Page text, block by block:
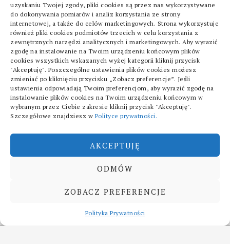
uzyskaniu Twojej zgody, pliki cookies są przez nas wykorzystywane
do dokonywania pomiarów i analiz korzystania ze strony
internetowej, a także do celów marketingowych. Strona wykorzystuje
również pliki cookies podmiotów trzecich w celu korzystania z
zewnętrznych narzędzi analitycznych i marketingowych. Aby wyrazić
zgodę na instalowanie na Twoim urządzeniu końcowym plików
cookies wszystkich wskazanych wyżej kategorii kliknij przycisk
"Akceptuję". Poszczególne ustawienia plików cookies możesz
zmieniać po kliknięciu przycisku „Zobacz preferencje”. Jeśli
ustawienia odpowiadają Twoim preferencjom, aby wyrazić zgodę na
instalowanie plików cookies na Twoim urządzeniu końcowym w
wybranym przez Ciebie zakresie kliknij przycisk "Akceptuję".
Szczegółowe znajdziesz w Polityce prywatności.
AKCEPTUJĘ
ODMÓW
ZOBACZ PREFERENCJE
Polityka Prywatności
POLITYKA PRYWATNOŚCI
Wszelkie prawa zastrzeżone